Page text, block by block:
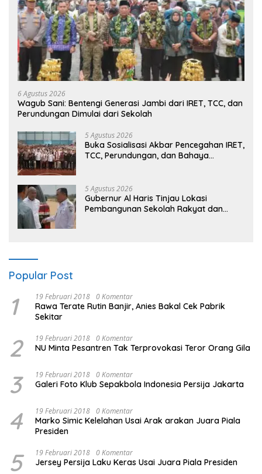
6 Agustus 2026
Wagub Sani: Bentengi Generasi Jambi dari IRET, TCC, dan
Perundungan Dimulai dari Sekolah
5 Agustus 2026
Buka Sosialisasi Akbar Pencegahan IRET,
TCC, Perundungan, dan Bahaya
masa depan sudah ada di tangan”
5 Agustus 2026
Gubernur Al Haris Tinjau Lokasi
Pembangunan Sekolah Rakyat dan
Popular Post
1 19 Februari 2018 0 Komentar
Rawa Terate Rutin Banjir, Anies Bakal Cek Pabrik
Sekitar
2 19 Februari 2018 0 Komentar
NU Minta Pesantren Tak Terprovokasi Teror Orang Gila
3 19 Februari 2018 0 Komentar
Galeri Foto Klub Sepakbola Indonesia Persija Jakarta
4 19 Februari 2018 0 Komentar
Marko Simic Kelelahan Usai Arak arakan Juara Piala
Presiden
5 19 Februari 2018 0 Komentar
Jersey Persija Laku Keras Usai Juara Piala Presiden